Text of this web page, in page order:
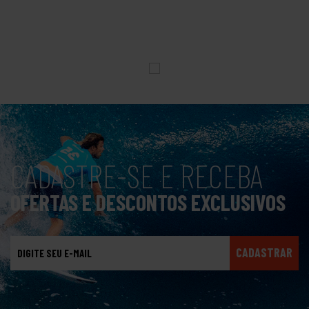
CADASTRE-SE E RECEBA
OFERTAS E DESCONTOS EXCLUSIVOS
CADASTRAR